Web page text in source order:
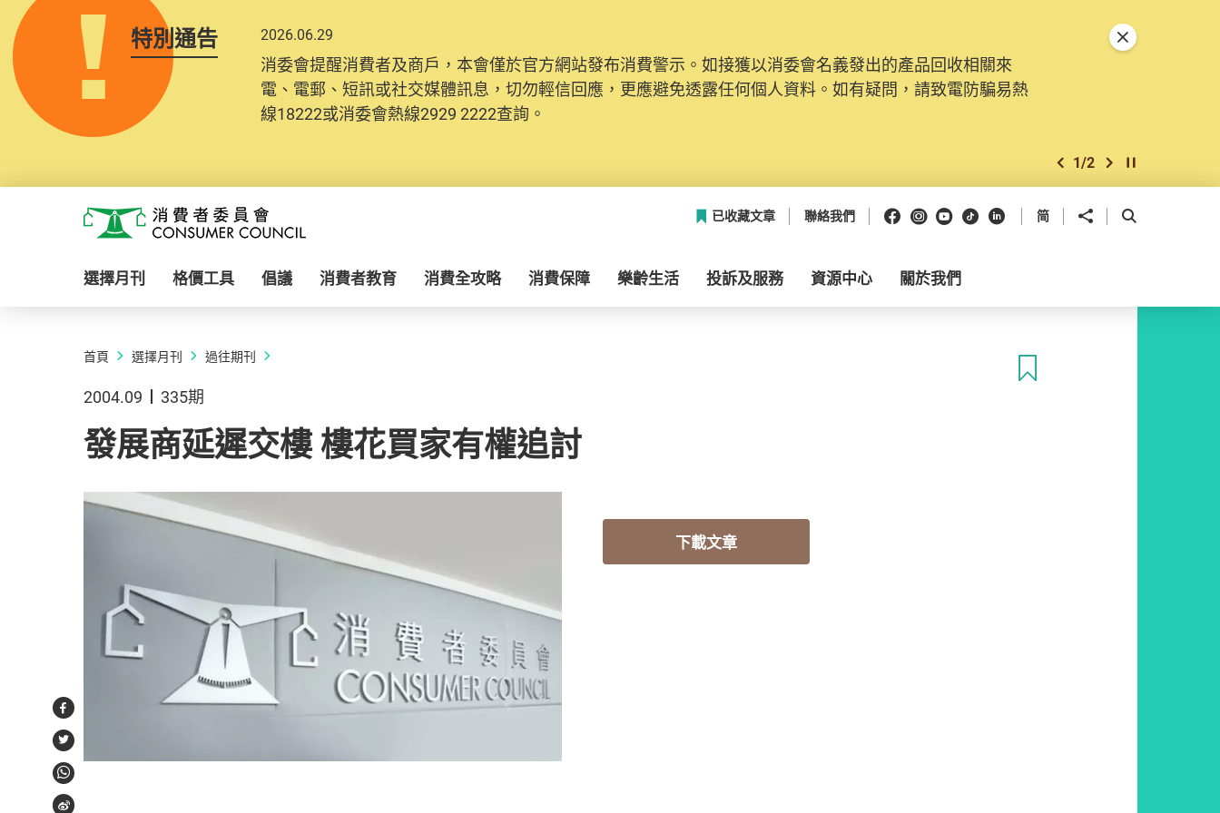
特別通告 2026.06.29
消委會提醒消費者及商戶，本會僅於官方網站發布消費警示。如接獲以消委會名義發出的產品回收相關來
電、電郵、短訊或社交媒體訊息，切勿輕信回應，更應避免透露任何個人資料。如有疑問，請致電防騙易熱
線18222或消委會熱線2929 2222查詢。
上一個
1/2 下一個開始/暫停幻燈
關閉特別通告
消費者委員會
已收藏文章 聯絡我們 Facebook
Instagram
Youtube
抖音領英 简 分享到 開啟搜尋框
選擇月刊 格價工具 倡議 消費者教育 消費全攻略 消費保障 樂齡生活 投訴及服務 資源中心 關於我們
首頁 選擇月刊 過往期刊
2004.09 335期
發展商延遲交樓 樓花買家有權追討
下載文章
Facebook
Twitter
WhatsApp